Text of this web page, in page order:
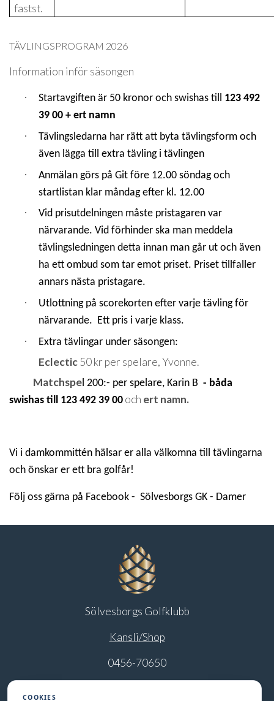
fastst.
TÄVLINGSPROGRAM 2026
Information inför säsongen
· Startavgiften är 50 kronor och swishas till 123 492
39 00 + ert namn
·
Tävlingsledarna har rätt att byta tävlingsform och
även lägga till extra tävling i tävlingen
·
Anmälan görs på Git före 12.00 söndag och
startlistan klar måndag efter kl. 12.00
·
Vid prisutdelningen måste pristagaren var
närvarande. Vid förhinder ska man meddela
tävlingsledningen detta innan man går ut och även
ha ett ombud som tar emot priset. Priset tillfaller
annars nästa pristagare.
·
Utlottning på scorekorten efter varje tävling för
närvarande. Ett pris i varje klass.
· Extra tävlingar under säsongen:
Eclectic50 kr per spelare, Yvonne.
Matchspe l 200:- per spelare, Karin B - båda
swishas till 123 492 39 00 och ert namn.
Vi i damkommittén hälsar er alla välkomna till tävlingarna
och önskar er ett bra golfår!
Följ oss gärna på Facebook - Sölvesborgs GK - Damer
Sölvesborgs Golfklubb
Kansli/Shop
0456-70650
COOKIES